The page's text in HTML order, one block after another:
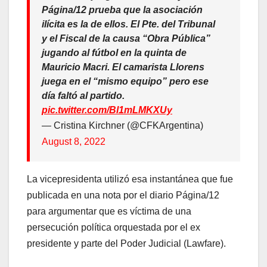
Página/12 prueba que la asociación
ilícita es la de ellos. El Pte. del Tribunal
y el Fiscal de la causa “Obra Pública”
jugando al fútbol en la quinta de
Mauricio Macri. El camarista Llorens
juega en el “mismo equipo” pero ese
día faltó al partido.
pic.twitter.com/Bl1mLMKXUy
— Cristina Kirchner (@CFKArgentina)
August 8, 2022
La vicepresidenta utilizó esa instantánea que fue
publicada en una nota por el diario Página/12
para argumentar que es víctima de una
persecución política orquestada por el ex
presidente y parte del Poder Judicial (Lawfare).